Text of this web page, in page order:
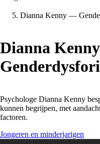
Dianna Kenny —
Dianna
Psychologe Dianna Kenny
kunnen begrijpen, met
factoren.
Jongeren en minderjarigen